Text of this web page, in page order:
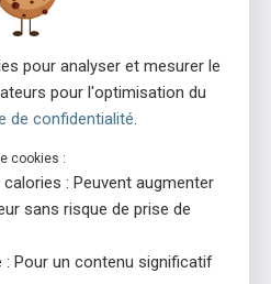
par la Fondation suisse Pro Mente
pour analyser et mesurer le
pour l'optimisation du
de confidentialité
cookies :
: Peuvent augmenter
sans risque de prise de
Pour un contenu significatif